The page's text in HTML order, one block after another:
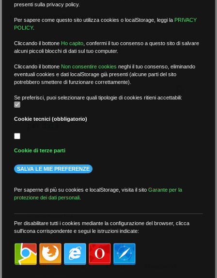
Nessun risultato.Rimuovi filtri
per data
più recenti
meno recenti
per tag
##DS ##FGU ##Gilda
presenti sulla privacy policy.
Per sapere come questo sito utilizza cookies o localStorage, leggi la PRIVACY
POLICY.
Cliccando il bottone Ho capito ,confermi il tuo consenso a questo sito di salvare
alcuni piccoli blocchi di dati sul tuo computer.
Cliccando il bottone Non consentire cookies neghi il tuo consenso, eliminando
eventuali cookies e dati localStorage già presenti (alcune parti del sito
potrebbero smettere di funzionare correttamente).
Se preferisci, puoi selezionare quali tipologie di cookies ritieni accettabili:
Cookie tecnici (obbligatorio)
Cookie di terze parti
SALVA LE MIE PREFERENZE
Per saperne di più su cookies e localStorage, visita il sitoGarante per la
protezione dei dati personali
Per disabilitare tutti i cookies mediante la configurazione del browser, clicca
sull'icona corrispondente e segui le istruzioni indicate: